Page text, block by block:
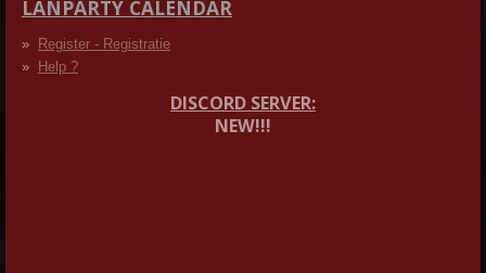
LANPARTY CALENDAR
Register - Registratie
Help ?
DISCORD SERVER:
NEW!!!